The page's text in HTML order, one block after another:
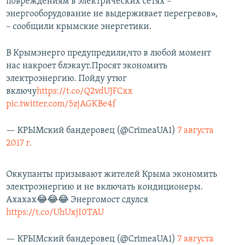
энергооборудование не выдерживает перегревов»,
– сообщили крымские энергетики.
В Крымэнерго предупредили,что в любой момент
нас накроет блэкаут.Просят экономить
электроэнергию. Пойду утюг
включуhttps://t.co/Q2vdUJFCxx
pic.twitter.com/5zjAGKBe4f
— КРЫМский бандеровец (@CrimeaUA1) 7 августа
2017 г.
Оккупанты призывают жителей Крыма экономить
электроэнергию и не включать кондиционеры.
Ахахах😂😂😂 Энергомост сдулся
https://t.co/UhUxjI0TAU
— КРЫМский бандеровец (@CrimeaUA1) 7 августа